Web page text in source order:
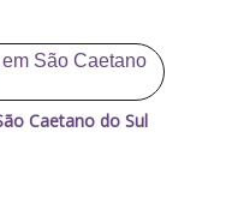
Caetano do Sul